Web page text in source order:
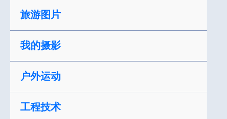
旅游图片
我的摄影
户外运动
工程技术